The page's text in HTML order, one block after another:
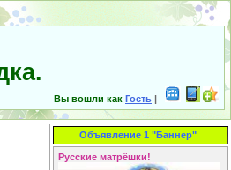
Вы вошли как Гость |
Объявление 1 "Баннер"
Русские матрёшки!